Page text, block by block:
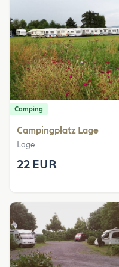
Camping
Campingplatz Lage
Lage
22 EUR